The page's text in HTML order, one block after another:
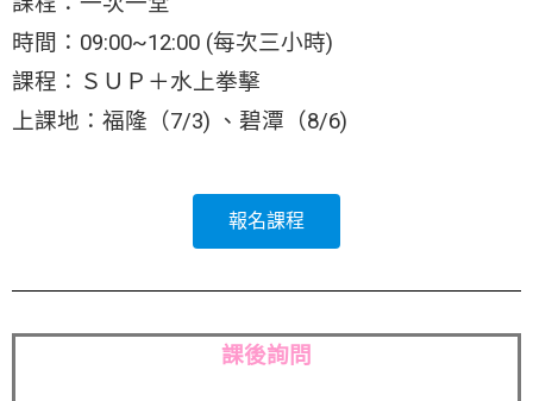
時間：09:00~12:00 (每次三小時)
課程：ＳＵＰ＋水上拳擊
上課地：福隆（7/3) 、碧潭（8/6)
報名課程
課後詢問